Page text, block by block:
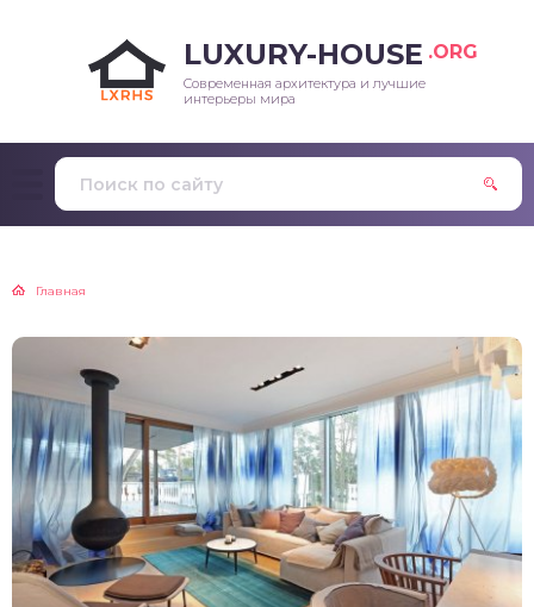
LUXURY-HOUSE .ORG
Современная архитектура и лучшие
интерьеры мира
Главная